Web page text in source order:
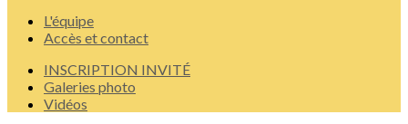
L'équipe
Accès et contact
INSCRIPTION INVITÉ
Galeries photo
Vidéos